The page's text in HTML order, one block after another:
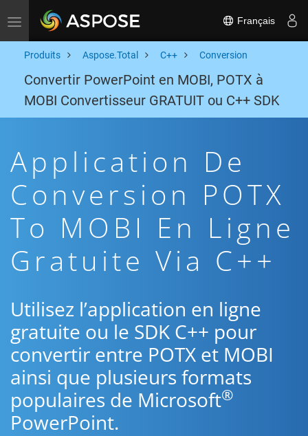
Toggle navigation Français
Produits Aspose.Total C++ Conversion
Convertir PowerPoint en MOBI, POTX à
MOBI Convertisseur GRATUIT ou C++ SDK
Application De
Conversion POTX
To MOBI En Ligne
Gratuite Via C++
Utilisez l’application en ligne
gratuite ou le SDK C++ pour
convertir entre POTX et MOBI
ainsi que plusieurs formats
populaires de Microsoft®
PowerPoint.